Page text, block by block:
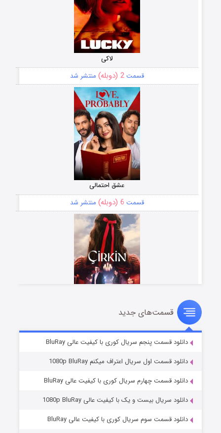
لاکی
قسمت2 (دوبله) منتشر شد
عشق احتمالی
قسمت 6 (دوبله) منتشر شد
سریال زشت
قسمت5 (زیرنویس) منتشر شد
قسمت‌های جدید
دانلود قسمت پنجم سریال کوری با کیفیت عالی BluRay
دانلود قسمت اول سریال اعتراف میکنم 1080p BluRay
دانلود قسمت چهارم سریال کوری با کیفیت عالی BluRay
دانلود سریال بیست و یک با کیفیت عالی 1080p BluRay
دانلود قسمت سوم سریال کوری با کیفیت عالی BluRay